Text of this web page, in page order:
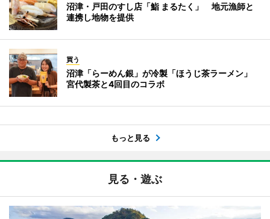
沼津・戸田のすし店「鮨 まるたく」 地元漁師と
連携し地物を提供
買う
沼津「らーめん銀」が冷製「ほうじ茶ラーメン」
宮代製茶と4回目のコラボ
もっと見る
見る・遊ぶ